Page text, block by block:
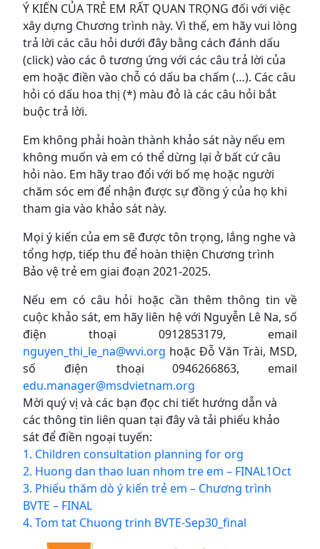
Ý KIẾN CỦA TRẺ EM RẤT QUAN TRỌNG đối với việc
xây dựng Chương trình này. Vì thế, em hãy vui lòng
trả lời các câu hỏi dưới đây bằng cách đánh dấu
(click) vào các ô tương ứng với các câu trả lời của
em hoặc điền vào chỗ có dấu ba chấm (…). Các câu
hỏi có dấu hoa thị (*) màu đỏ là các câu hỏi bắt
buộc trả lời.
Em không phải hoàn thành khảo sát này nếu em
không muốn và em có thể dừng lại ở bất cứ câu
hỏi nào. Em hãy trao đổi với bố mẹ hoặc người
chăm sóc em để nhận được sự đồng ý của họ khi
tham gia vào khảo sát này.
Mọi ý kiến của em sẽ được tôn trọng, lắng nghe và
tổng hợp, tiếp thu để hoàn thiện Chương trình
Bảo vệ trẻ em giai đoạn 2021-2025.
Nếu em có câu hỏi hoặc cần thêm thông tin về
cuộc khảo sát, em hãy liên hệ với Nguyễn Lê Na, số
điện thoại 0912853179, email
nguyen_thi_le_na@wvi.org hoặc Đỗ Văn Trài, MSD,
số điện thoại 0946266863, email
edu.manager@msdvietnam.org
Mời quý vị và các bạn đọc chi tiết hướng dẫn và
các thông tin liên quan tại đây và tải phiếu khảo
sát để điền ngoại tuyến:
1. Children consultation planning for org
2. Huong dan thao luan nhom tre em – FINAL1Oct
3. Phiếu thăm dò ý kiến trẻ em – Chương trình
BVTE – FINAL
4. Tom tat Chuong trinh BVTE-Sep30_final